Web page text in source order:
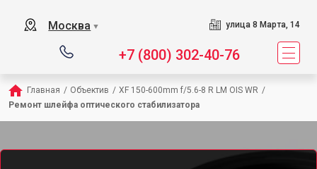
Москва ▼ улица 8 Марта, 14
+7 (800) 302-40-76
Главная / Объектив / XF 150-600mm f/5.6-8 R LM OIS WR /
Ремонт шлейфа оптического стабилизатора